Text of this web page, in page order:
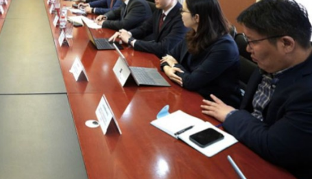
хөрөнгө 7.6 тэрбум төгрөгөөр арвижлаа